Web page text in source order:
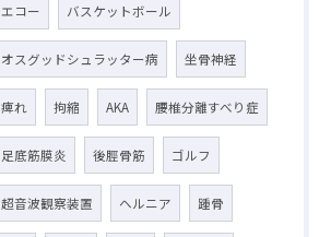
エコー バスケットボール
オスグッドシュラッター病 坐骨神経
痺れ 拘縮 AKA 腰椎分離すべり症
足底筋膜炎 後脛骨筋 ゴルフ
超音波観察装置 ヘルニア 踵骨